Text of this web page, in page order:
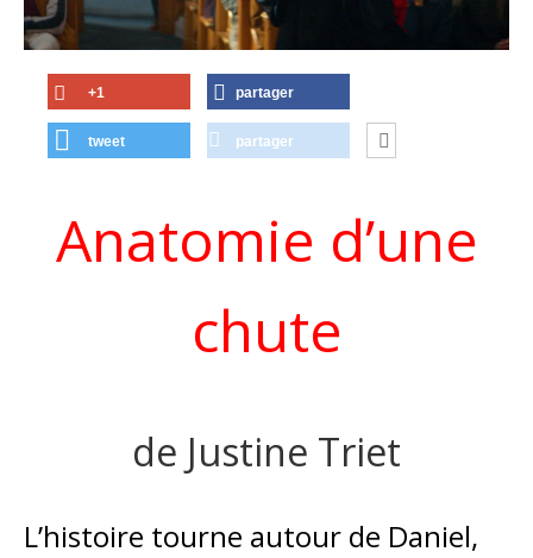
+1 partager
tweet partager
Anatomie d’une
chute
de Justine Triet
L’histoire tourne autour de Daniel,